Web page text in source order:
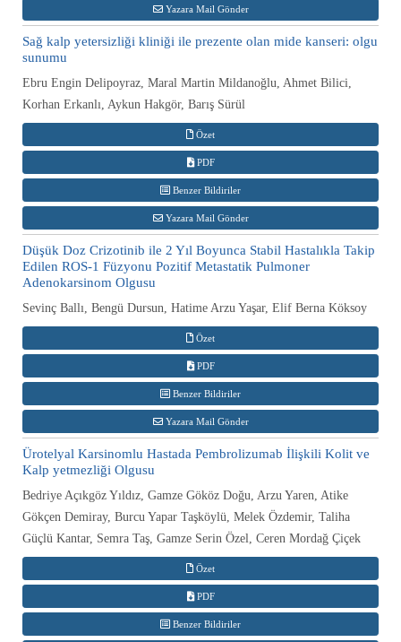
Yazara Mail Gönder
Sağ kalp yetersizliği kliniği ile prezente olan mide kanseri: olgu
sunumu
Ebru Engin Delipoyraz, Maral Martin Mildanoğlu, Ahmet Bilici,
Korhan Erkanlı, Aykun Hakgör, Barış Sürül
Özet
PDF
Benzer Bildiriler
Yazara Mail Gönder
Düşük Doz Crizotinib ile 2 Yıl Boyunca Stabil Hastalıkla Takip
Edilen ROS-1 Füzyonu Pozitif Metastatik Pulmoner
Adenokarsinom Olgusu
Sevinç Ballı, Bengü Dursun, Hatime Arzu Yaşar, Elif Berna Köksoy
Özet
PDF
Benzer Bildiriler
Yazara Mail Gönder
Ürotelyal Karsinomlu Hastada Pembrolizumab İlişkili Kolit ve
Kalp yetmezliği Olgusu
Bedriye Açıkgöz Yıldız, Gamze Gököz Doğu, Arzu Yaren, Atike
Gökçen Demiray, Burcu Yapar Taşköylü, Melek Özdemir, Taliha
Güçlü Kantar, Semra Taş, Gamze Serin Özel, Ceren Mordağ Çiçek
Özet
PDF
Benzer Bildiriler